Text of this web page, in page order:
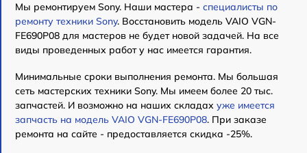
Мы ремонтируем Sony. Наши мастера - специалисты по
ремонту техники Sony. Восстановить модель VAIO VGN-
FE690P08 для мастеров не будет новой задачей. На все
виды проведенных работ у нас имеется гарантия.
Минимальные сроки выполнения ремонта. Мы большая
сеть мастерских техники Sony. Мы имеем более 20 тыс.
запчастей. И возможно на наших складах уже имеется
запчасть на модель VAIO VGN-FE690P08. При заказе
ремонта на сайте - предоставляется скидка -25%.